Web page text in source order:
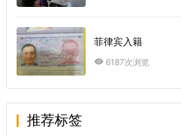
菲律宾入籍
6187次浏览
推荐标签